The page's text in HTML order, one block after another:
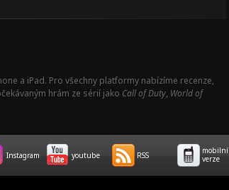
a iPad. Pro všechny platformy nabízíme recenze,
hrám ze sérií jako Call of Duty, World of
Instagram youtube RSS
mobilní
verze